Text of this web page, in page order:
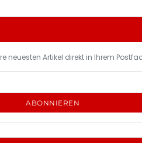
neuesten Artikel direkt in Ihrem
ABONNIEREN